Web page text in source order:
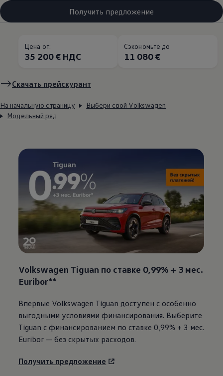
Получить предложение
Цена от:
35 200 € НДС
Сэкономьте до
11 080 €
Скачать прейскурант
На начальную страницу
Выбери свой Volkswagen
Модельный ряд
Volkswagen Tiguan по ставке 0,99% + 3 мес.
Euribor**
Впервые Volkswagen Tiguan доступен с особенно
выгодными условиями финансирования. Выберите
Tiguan с финансированием по ставке 0,99% + 3 мес.
Euribor — без скрытых расходов.
Получить предложение